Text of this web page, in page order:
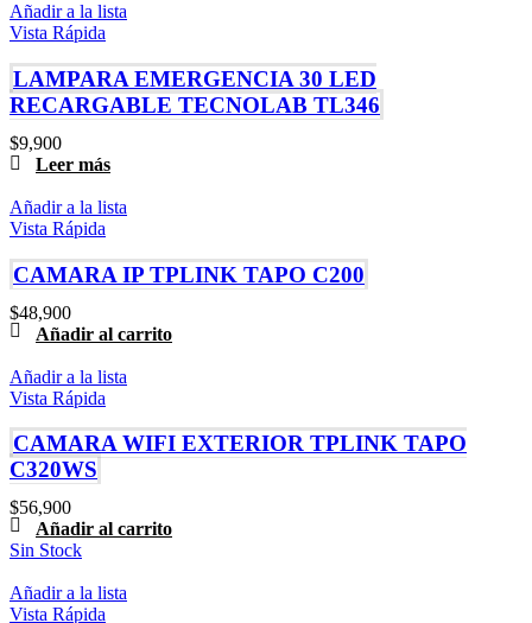
Añadir a la lista
Vista Rápida
LAMPARA EMERGENCIA 30 LED
RECARGABLE TECNOLAB TL346
$9,900
Leer más
Añadir a la lista
Vista Rápida
CAMARA IP TPLINK TAPO C200
$48,900
Añadir al carrito
Añadir a la lista
Vista Rápida
CAMARA WIFI EXTERIOR TPLINK TAPO
C320WS
$56,900
Añadir al carrito
Sin Stock
Añadir a la lista
Vista Rápida